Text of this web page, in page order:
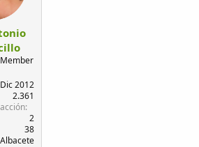
2012
2.361
2
38
Albacete